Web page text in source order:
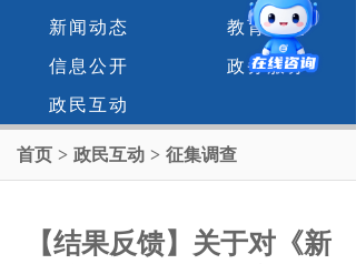
新闻动态 教育专题
信息公开 政务服务
政民互动
首页 > 政民互动 > 征集调查
【结果反馈】关于对《新